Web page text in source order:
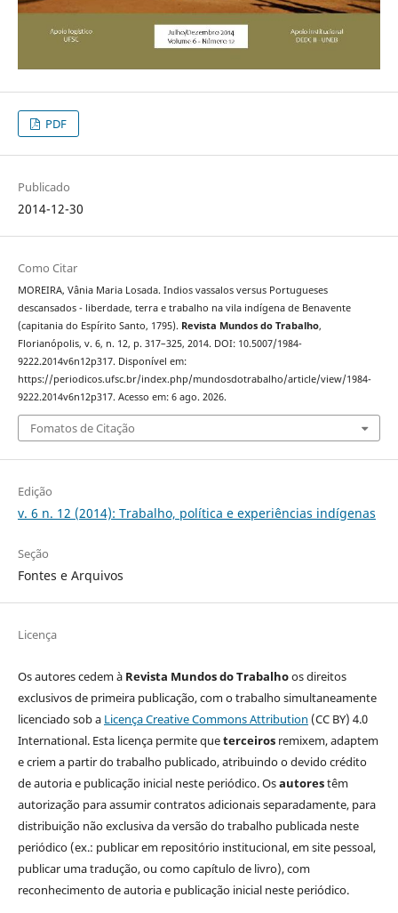
PDF
Publicado
2014-12-30
Como Citar
MOREIRA, Vânia Maria Losada. Indios vassalos versus Portugueses
descansados - liberdade, terra e trabalho na vila indígena de Benavente
(capitania do Espírito Santo, 1795). Revista Mundos do Trabalho,
Florianópolis, v. 6, n. 12, p. 317–325, 2014. DOI: 10.5007/1984-
9222.2014v6n12p317. Disponível em:
https://periodicos.ufsc.br/index.php/mundosdotrabalho/article/view/1984-
9222.2014v6n12p317. Acesso em: 6 ago. 2026.
Fomatos de Citação
Edição
v. 6 n. 12 (2014): Trabalho, política e experiências indígenas
Seção
Fontes e Arquivos
Licença
Os autores cedem à Revista Mundos do Trabalhoos direitos
exclusivos de primeira publicação, com o trabalho simultaneamente
licenciado sob a Licença Creative Commons Attribution (CC BY) 4.0
International. Esta licença permite queterceirosremixem, adaptem
e criem a partir do trabalho publicado, atribuindo o devido crédito
de autoria e publicação inicial neste periódico. Osautorestêm
autorização para assumir contratos adicionais separadamente, para
distribuição não exclusiva da versão do trabalho publicada neste
periódico (ex.: publicar em repositório institucional, em site pessoal,
publicar uma tradução, ou como capítulo de livro), com
reconhecimento de autoria e publicação inicial neste periódico.